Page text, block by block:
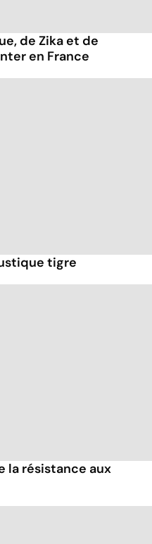
de Zika et de
en France
tigre
la résistance aux